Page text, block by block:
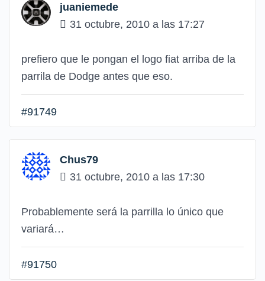
juaniemede
31 octubre, 2010 a las 17:27
prefiero que le pongan el logo fiat arriba de la
parrila de Dodge antes que eso.
#91749
Chus79
31 octubre, 2010 a las 17:30
Probablemente será la parrilla lo único que
variará…
#91750